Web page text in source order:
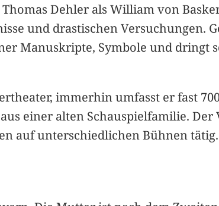
Dehler als William von
und drastischen Versuchungen.
Manuskripte, Symbole und dringt
immerhin umfasst er fast
einer alten Schauspielfamilie.
auf unterschiedlichen Bühnen tätig.